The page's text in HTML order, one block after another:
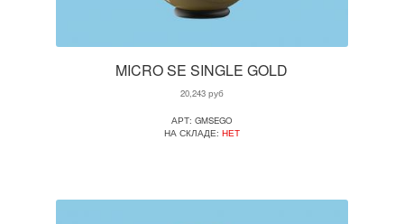
MICRO SE SINGLE GOLD
20,243руб
АРТ: GMSEGO
НА СКЛАДЕ: НЕТ